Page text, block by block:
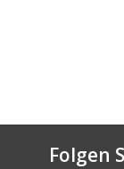
Folgen